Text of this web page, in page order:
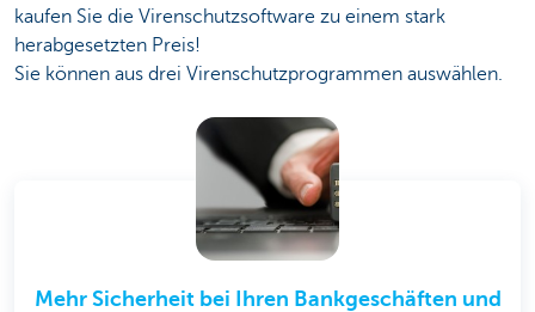
kaufen Sie die Virenschutzsoftware zu einem stark
herabgesetzten Preis!
Sie können aus drei Virenschutzprogrammen auswählen.
Mehr Sicherheit bei Ihren Bankgeschäften und